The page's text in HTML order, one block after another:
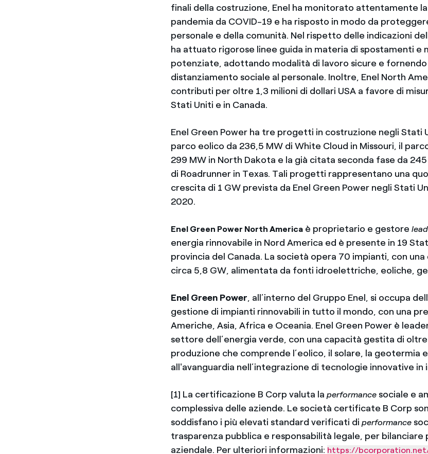
finali della costruzione, Enel ha monitorato attentamente
pandemia da COVID-19 e ha risposto in modo da
personale e della comunità. Nel rispetto delle indicazioni
ha attuato rigorose linee guida in materia di spostamenti e
potenziate, adottando modalità di lavoro sicure e
distanziamento sociale al personale. Inoltre, Enel North
contributi per oltre 1,3 milioni di dollari USA a favore di
Stati Uniti e in Canada.
Enel Green Power ha tre progetti in costruzione negli Stati
parco eolico da 236,5 MW di White Cloud in Missouri, il
299 MW in North Dakota e la già citata seconda fase da
di Roadrunner in Texas. Tali progetti rappresentano una
crescita di 1 GW prevista da Enel Green Power negli Stati
2020.
Enel Green Power North America è proprietario e gestore
energia rinnovabile in Nord America ed è presente in 19
provincia del Canada. La società opera 70 impianti, con
circa 5,8 GW, alimentata da fonti idroelettriche, eoliche,
Enel Green Power, all’interno del Gruppo Enel, si occupa
gestione di impianti rinnovabili in tutto il mondo, con una
Americhe, Asia, Africa e Oceania. Enel Green Power è
settore dell’energia verde, con una capacità gestita di
produzione che comprende l’eolico, il solare, la geotermia
all'avanguardia nell’integrazione di tecnologie innovative in
[1] La certificazione B Corp valuta laperformance sociale e
complessiva delle aziende. Le società certificate B Corp
soddisfano i più elevati standard verificati diperformance
trasparenza pubblica e responsabilità legale, per
aziendale. Per ulteriori informazioni: https://